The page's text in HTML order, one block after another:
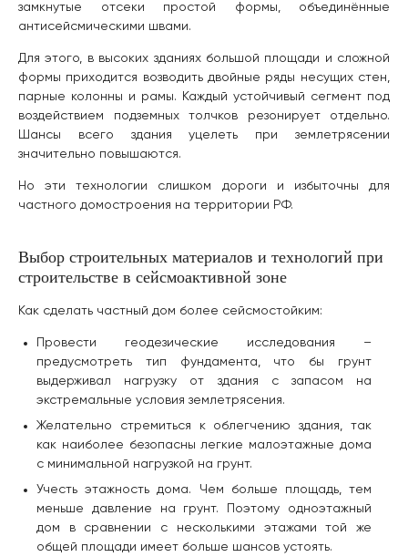
замкнутые отсеки простой формы, объединённые
антисейсмическими швами.
Для этого, в высоких зданиях большой площади и сложной
формы приходится возводить двойные ряды несущих стен,
парные колонны и рамы. Каждый устойчивый сегмент под
воздействием подземных толчков резонирует отдельно.
Шансы всего здания уцелеть при землетрясении
значительно повышаются.
Но эти технологии слишком дороги и избыточны для
частного домостроения на территории РФ.
Выбор строительных материалов и технологий при
строительстве в сейсмоактивной зоне
Как сделать частный дом более сейсмостойким:
Провести геодезические исследования –
предусмотреть тип фундамента, что бы грунт
выдерживал нагрузку от здания с запасом на
экстремальные условия землетрясения.
Желательно стремиться к облегчению здания, так
как наиболее безопасны легкие малоэтажные дома
с минимальной нагрузкой на грунт.
Учесть этажность дома. Чем больше площадь, тем
меньше давление на грунт. Поэтому одноэтажный
дом в сравнении с несколькими этажами той же
общей площади имеет больше шансов устоять.